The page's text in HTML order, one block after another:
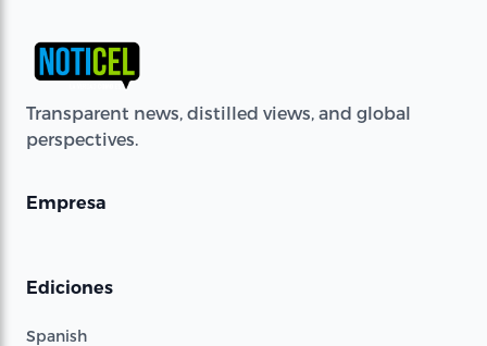
Transparent news, distilled views, and global
perspectives.
Empresa
Ediciones
Spanish